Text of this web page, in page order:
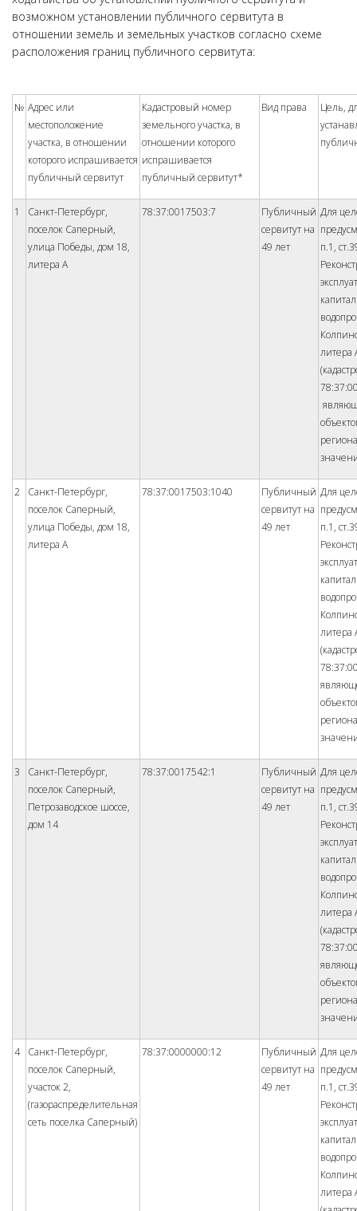
возможном установлении публичного сервитута в
отношении земель и земельных участков согласно схеме
расположения границ публичного сервитута:
№ Адрес или
местоположение
участка, в отношении
которого испрашивается
публичный сервитут
Кадастровый номер
земельного участка, в
отношении которого
испрашивается
публичный сервитут*
Вид права
Цель,
1
Санкт-Петербург,
поселок Саперный,
улица Победы, дом 18,
литера А
78:37:0017503:7
Публичный
сервитут на
49 лет
Для
п.1,
литера
2
Санкт-Петербург,
поселок Саперный,
улица Победы, дом 18,
литера А
78:37:0017503:1040
Публичный
сервитут на
49 лет
Для
п.1,
литера
3
Санкт-Петербург,
поселок Саперный,
Петрозаводское шоссе,
дом 14
78:37:0017542:1
Публичный
сервитут на
49 лет
Для
п.1,
литера
4
Санкт-Петербург,
поселок Саперный,
участок 2,
(газораспределительная
сеть поселка Саперный)
78:37:0000000:12
Публичный
сервитут на
49 лет
Для
п.1,
литера